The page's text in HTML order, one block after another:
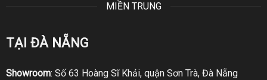
MIỀN TRUNG
TẠI ĐÀ NẴNG
Showroom: Số 63 Hoàng Sĩ Khải, quận Sơn Trà, Đà Nẵng